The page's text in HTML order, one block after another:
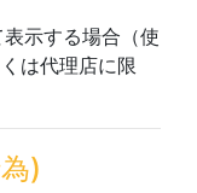
示する場合（使
は代理店に限
)